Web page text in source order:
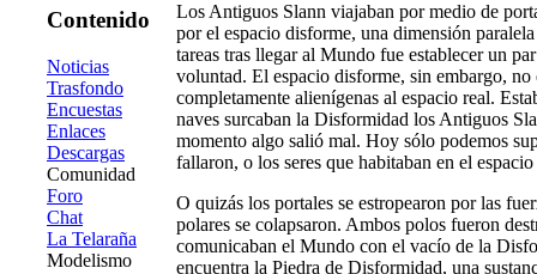
Contenido
Noticias
Trasfondo
Encuestas
Enlaces
Descargas
Comunidad
Foro
Chat
La Telaraña
Modelismo
Los Antiguos Slann viajaban por medio de
por el espacio disforme, una dimensión
tareas tras llegar al Mundo fue establecer un
voluntad. El espacio disforme, sin embargo,
completamente alienígenas al espacio real.
naves surcaban la Disformidad los Antiguos
momento algo salió mal. Hoy sólo podemos
fallaron, o los seres que habitaban en el
O quizás los portales se estropearon por las
polares se colapsaron. Ambos polos fueron
comunicaban el Mundo con el vacío de la
encuentra la Piedra de Disformidad, una